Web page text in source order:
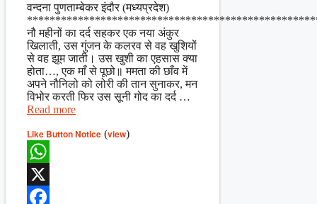
वन्दना पुणताम्बेकर इंदौर (मध्यप्रदेश)
नौ महीनों का दर्द सहकर एक नया अंकुर
खिलाती, उस गुंजन के कलरव से वह खुशियों
से वह झूम जाती। उस खुशी का एहसास क्या
होता…, एक माँ से पूछो॥ ममता की छाँव में
अपने नौनिलो को लोरी की तान सुनाकर, मन
विभोर करती फिर उस सूनी गोद का दर्द …
Read more
Like Button Notice (view)
WhatsApp
X